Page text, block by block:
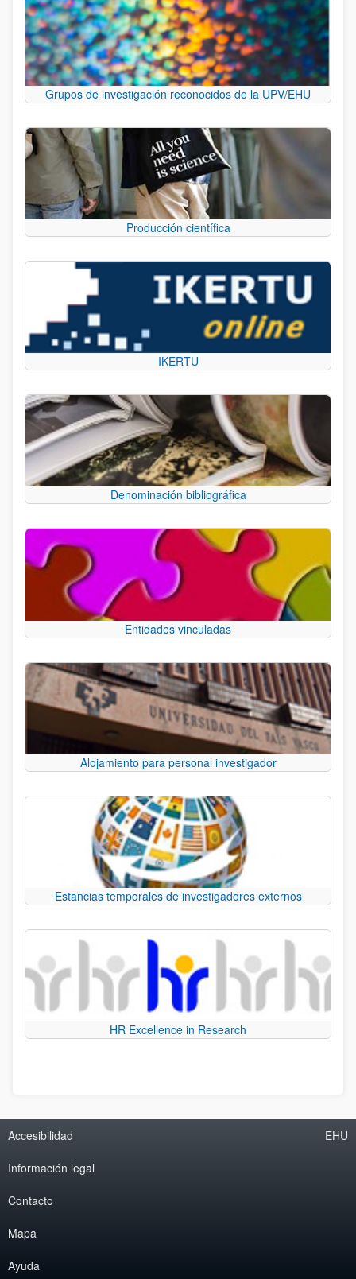
Grupos de investigación reconocidos de la UPV/EHU
Producción científica
IKERTU
Denominación bibliográfica
Entidades vinculadas
Alojamiento para personal investigador
Estancias temporales de investigadores externos
HR Excellence in Research
Accesibilidad
Información legal
Contacto
Mapa
Ayuda
EHU